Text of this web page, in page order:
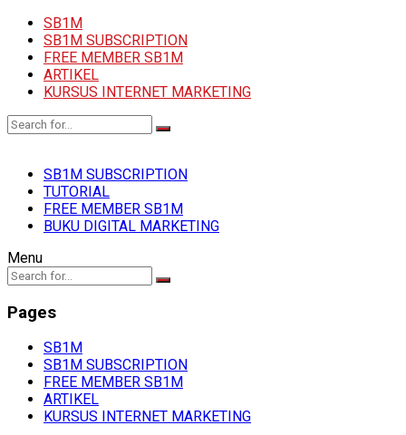
SB1M
SB1M SUBSCRIPTION
FREE MEMBER SB1M
ARTIKEL
KURSUS INTERNET MARKETING
SB1M SUBSCRIPTION
TUTORIAL
FREE MEMBER SB1M
BUKU DIGITAL MARKETING
Menu
Pages
SB1M
SB1M SUBSCRIPTION
FREE MEMBER SB1M
ARTIKEL
KURSUS INTERNET MARKETING